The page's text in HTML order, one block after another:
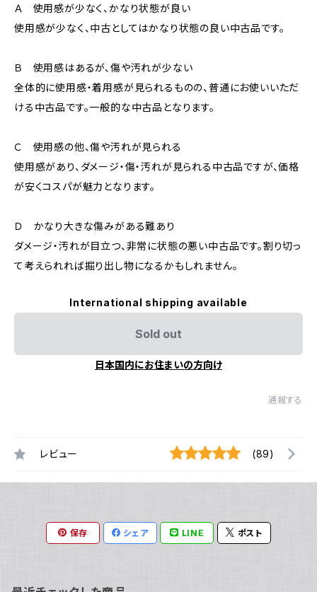
Ａ 使用感が少なく、かなり状態が良い
使用感が少なく、中古としてはかなり状態の良い中古品です。
Ｂ 使用感はあるが、傷や汚れが少ない
全体的に使用感・着用感が見られるものの、普通にお使いいただ
ける中古品です。一般的な中古品となります。
Ｃ 使用感の他、傷や汚れが見られる
使用感があり、ダメージ・傷・汚れが見られる中古品ですが、価格
が安くコスパが魅力となります。
Ｄ かなり大きな傷みがある難あり
ダメージ・汚れが目立つ、非常に状態の悪い中古品です。割り切っ
て考えられれば掘り出し物になるかもしれません。
International shipping available
Sold out
日本国内にお住まいの方向け
通報する
レビュー (89)
保存 シェア LINE ポスト